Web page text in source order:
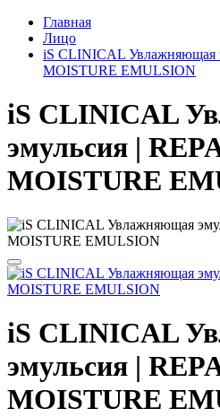
Главная
Лицо
iS CLINICAL Увлажняющая
MOISTURE EMULSION
iS CLINICAL
эмульсия |
MOISTURE
iS CLINICAL
эмульсия |
MOISTURE